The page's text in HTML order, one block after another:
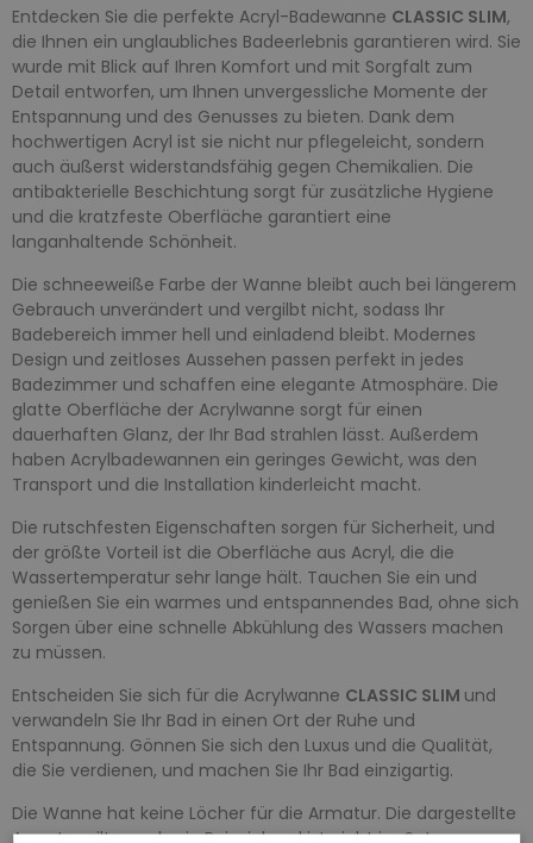
Entdecken Sie die perfekte Acryl-Badewanne CLASSIC SLIM,
die Ihnen ein unglaubliches Badeerlebnis garantieren wird. Sie
wurde mit Blick auf Ihren Komfort und mit Sorgfalt zum
Detail entworfen, um Ihnen unvergessliche Momente der
Entspannung und des Genusses zu bieten. Dank dem
hochwertigen Acryl ist sie nicht nur pflegeleicht, sondern
auch äußerst widerstandsfähig gegen Chemikalien. Die
antibakterielle Beschichtung sorgt für zusätzliche Hygiene
und die kratzfeste Oberfläche garantiert eine
langanhaltende Schönheit.
Die schneeweiße Farbe der Wanne bleibt auch bei längerem
Gebrauch unverändert und vergilbt nicht, sodass Ihr
Badebereich immer hell und einladend bleibt. Modernes
Design und zeitloses Aussehen passen perfekt in jedes
Badezimmer und schaffen eine elegante Atmosphäre. Die
glatte Oberfläche der Acrylwanne sorgt für einen
dauerhaften Glanz, der Ihr Bad strahlen lässt. Außerdem
haben Acrylbadewannen ein geringes Gewicht, was den
Transport und die Installation kinderleicht macht.
Die rutschfesten Eigenschaften sorgen für Sicherheit, und
der größte Vorteil ist die Oberfläche aus Acryl, die die
Wassertemperatur sehr lange hält. Tauchen Sie ein und
genießen Sie ein warmes und entspannendes Bad, ohne sich
Sorgen über eine schnelle Abkühlung des Wassers machen
zu müssen.
Entscheiden Sie sich für die Acrylwanne CLASSIC SLIM und
verwandeln Sie Ihr Bad in einen Ort der Ruhe und
Entspannung. Gönnen Sie sich den Luxus und die Qualität,
die Sie verdienen, und machen Sie Ihr Bad einzigartig.
Die Wanne hat keine Löcher für die Armatur. Die dargestellte
Armatur gilt nur als ein Beispiel und ist nicht im Set